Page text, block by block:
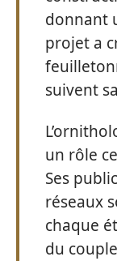
donnant
projet a
suivent
un rôle
Ses
réseaux
chaque
du